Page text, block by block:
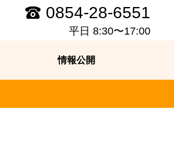
0854-28-6551
平日 8:30〜17:00
情報公開